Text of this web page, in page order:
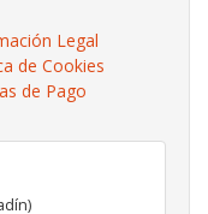
Legal
de Cookies
de Pago